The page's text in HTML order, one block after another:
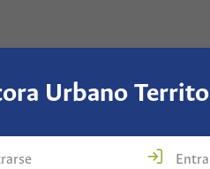
Urbano